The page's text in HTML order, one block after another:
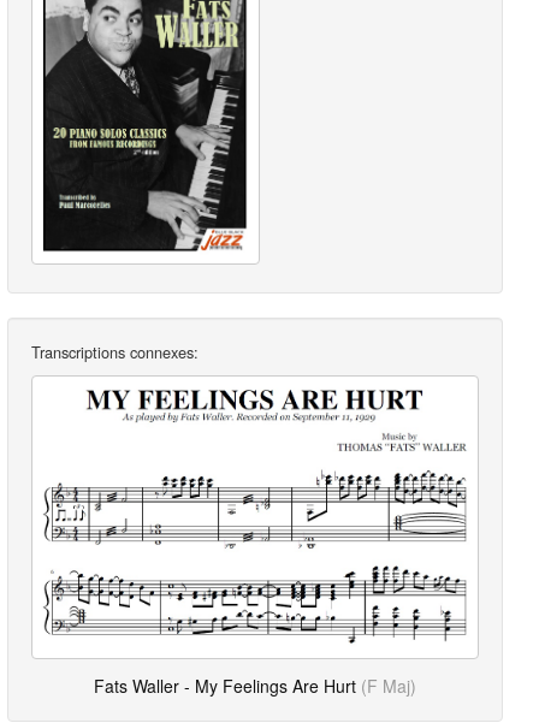
Transcriptions connexes:
Fats Waller - My Feelings Are Hurt (F Maj)